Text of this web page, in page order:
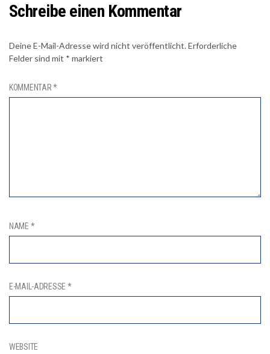
Schreibe einen Kommentar
Deine E-Mail-Adresse wird nicht veröffentlicht.Erforderliche
Felder sind mit * markiert
KOMMENTAR*
NAME *
E-MAIL-ADRESSE *
WEBSITE